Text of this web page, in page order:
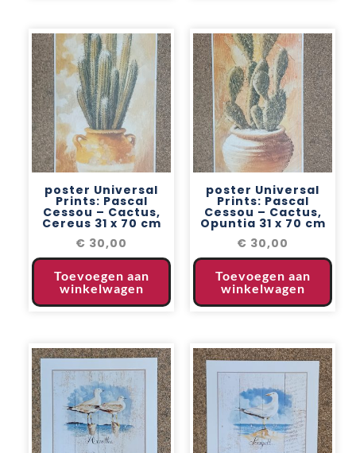
poster Universal
Prints: Pascal
Cessou – Cactus,
Cereus 31 x 70 cm
€ 30,00
Toevoegen aan
winkelwagen
poster Universal
Prints: Pascal
Cessou – Cactus,
Opuntia 31 x 70 cm
€ 30,00
Toevoegen aan
winkelwagen